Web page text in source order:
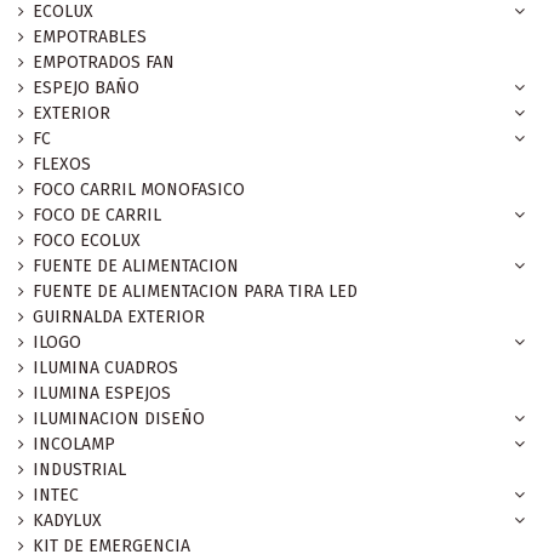
ECOLUX
EMPOTRABLES
EMPOTRADOS FAN
ESPEJO BAÑO
EXTERIOR
FC
FLEXOS
FOCO CARRIL MONOFASICO
FOCO DE CARRIL
FOCO ECOLUX
FUENTE DE ALIMENTACION
FUENTE DE ALIMENTACION PARA TIRA LED
GUIRNALDA EXTERIOR
ILOGO
ILUMINA CUADROS
ILUMINA ESPEJOS
ILUMINACION DISEÑO
INCOLAMP
INDUSTRIAL
INTEC
KADYLUX
KIT DE EMERGENCIA